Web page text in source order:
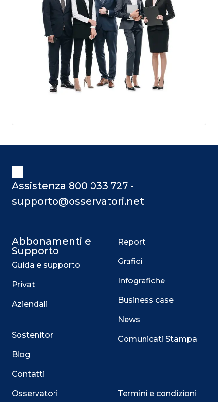
Assistenza 800 033 727 -
supporto@osservatori.net
Abbonamenti e
Supporto
Guida e supporto
Privati
Aziendali
Sostenitori
Blog
Contatti
Osservatori
Report
Grafici
Infografiche
Business case
News
Comunicati Stampa
Termini e condizioni